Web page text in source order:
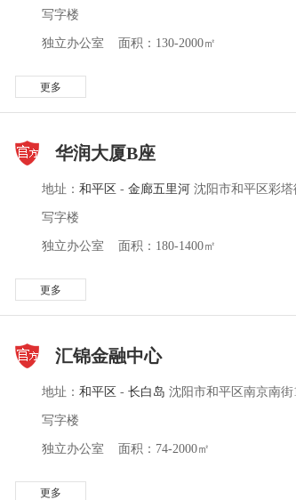
写字楼
独立办公室 面积：130-2000㎡
更多
华润大厦B座
地址： 和平区 - 金廊五里河 沈阳市和平区彩塔
写字楼
独立办公室 面积：180-1400㎡
更多
汇锦金融中心
地址： 和平区 - 长白岛 沈阳市和平区南京南街
写字楼
独立办公室 面积：74-2000㎡
更多